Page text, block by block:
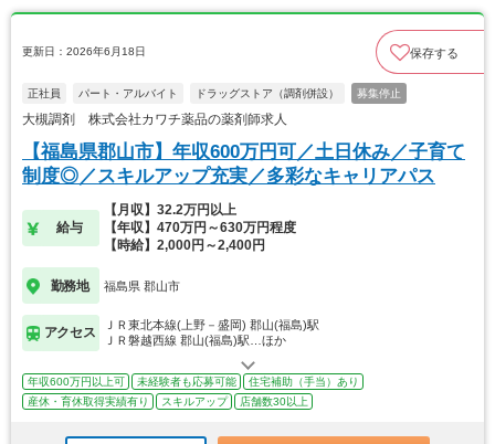
更新日：2026年6月18日 保存する
正社員 パート・アルバイト ドラッグストア（調剤併設） 募集停止
大槻調剤 株式会社カワチ薬品の薬剤師求人
【福島県郡山市】年収600万円可／土日休み／子育て
制度◎／スキルアップ充実／多彩なキャリアパス
給与
【月収】32.2万円以上
【年収】470万円～630万円程度
【時給】2,000円～2,400円
勤務地 福島県 郡山市
アクセス
ＪＲ東北本線(上野－盛岡) 郡山(福島)駅
ＪＲ磐越西線 郡山(福島)駅…ほか
年収600万円以上可 未経験者も応募可能
住宅補助（手当）あり
産休・育休取得実績有り
スキルアップ 店舗数30以上